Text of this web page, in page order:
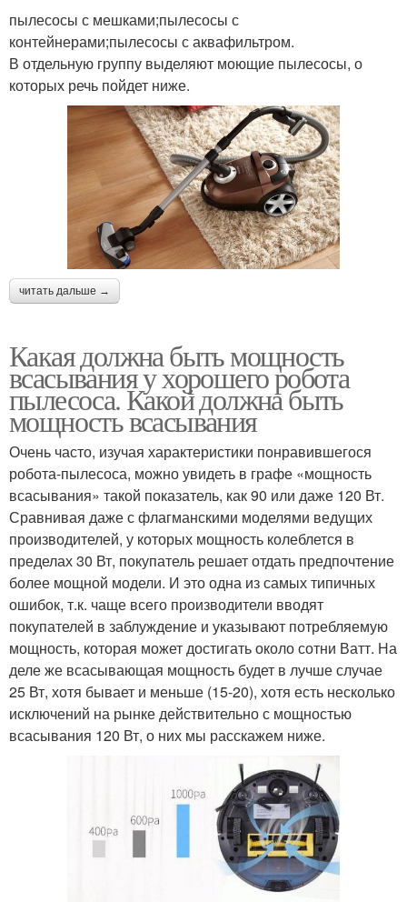
пылесосы с мешками;пылесосы с
контейнерами;пылесосы с аквафильтром.
В отдельную группу выделяют моющие пылесосы, о
которых речь пойдет ниже.
читать дальше →
Какая должна быть мощность
всасывания у хорошего робота
пылесоса. Какой должна быть
мощность всасывания
Очень часто, изучая характеристики понравившегося
робота-пылесоса, можно увидеть в графе «мощность
всасывания» такой показатель, как 90 или даже 120 Вт.
Сравнивая даже с флагманскими моделями ведущих
производителей, у которых мощность колеблется в
пределах 30 Вт, покупатель решает отдать предпочтение
более мощной модели. И это одна из самых типичных
ошибок, т.к. чаще всего производители вводят
покупателей в заблуждение и указывают потребляемую
мощность, которая может достигать около сотни Ватт. На
деле же всасывающая мощность будет в лучше случае
25 Вт, хотя бывает и меньше (15-20), хотя есть несколько
исключений на рынке действительно с мощностью
всасывания 120 Вт, о них мы расскажем ниже.